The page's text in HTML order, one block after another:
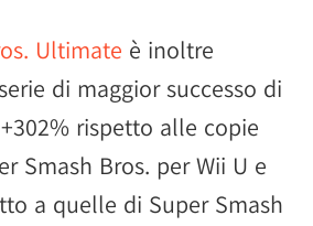
Ultimate è inoltre
di maggior successo di
rispetto alle copie
Smash Bros. per Wii U e
a quelle di Super Smash